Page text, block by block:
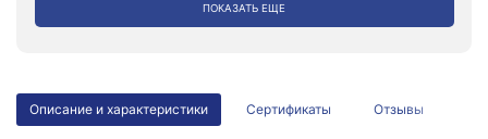
ПОКАЗАТЬ ЕЩЕ
Описание и характеристики Сертификаты Отзывы